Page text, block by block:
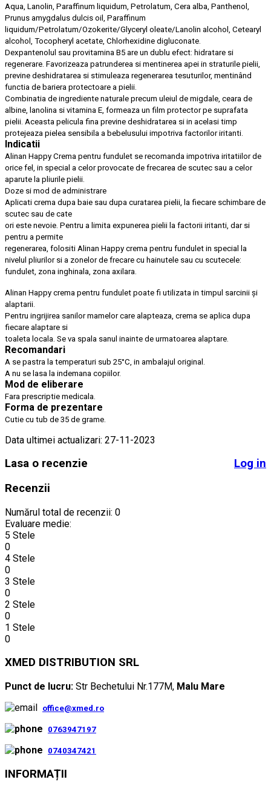
Aqua, Lanolin, Paraffinum liquidum, Petrolatum, Cera alba, Panthenol,
Prunus amygdalus dulcis oil, Paraffinum
liquidum/Petrolatum/Ozokerite/Glyceryl oleate/Lanolin alcohol, Cetearyl
alcohol, Tocopheryl acetate, Chlorhexidine digluconate.
Dexpantenolul sau provitamina B5 are un dublu efect: hidratare si
regenerare. Favorizeaza patrunderea si mentinerea apei in straturile pielii,
previne deshidratarea si stimuleaza regenerarea tesuturilor, mentinând
functia de bariera protectoare a pielii.
Combinatia de ingrediente naturale precum uleiul de migdale, ceara de
albine, lanolina si vitamina E, formeaza un film protector pe suprafata
pielii. Aceasta pelicula fina previne deshidratarea si in acelasi timp
protejeaza pielea sensibila a bebelusului impotriva factorilor iritanti.
Indicatii
Alinan Happy Crema pentru fundulet se recomanda impotriva iritatiilor de
orice fel, in special a celor provocate de frecarea de scutec sau a celor
aparute la pliurile pielii.
Doze si mod de administrare
Aplicati crema dupa baie sau dupa curatarea pielii, la fiecare schimbare de
scutec sau de cate
ori este nevoie. Pentru a limita expunerea pielii la factorii iritanti, dar si
pentru a permite
regenerarea, folositi Alinan Happy crema pentru fundulet in special la
nivelul pliurilor si a zonelor de frecare cu hainutele sau cu scutecele:
fundulet, zona inghinala, zona axilara.
Alinan Happy crema pentru fundulet poate fi utilizata in timpul sarcinii și
alaptarii.
Pentru ingrijirea sanilor mamelor care alapteaza, crema se aplica dupa
fiecare alaptare si
toaleta locala. Se va spala sanul inainte de urmatoarea alaptare.
Recomandari
A se pastra la temperaturi sub 25°C, in ambalajul original.
A nu se lasa la indemana copiilor.
Mod de eliberare
Fara prescriptie medicala.
Forma de prezentare
Cutie cu tub de 35 de grame.
Data ultimei actualizari: 27-11-2023
Lasa o recenzie
Log in
Recenzii
Numărul total de recenzii: 0
Evaluare medie:
5 Stele
0
4 Stele
0
3 Stele
0
2 Stele
0
1 Stele
0
XMED DISTRIBUTION SRL
Punct de lucru: Str Bechetului Nr.177M, Malu Mare
office@xmed.ro
0763947197
0740347421
INFORMAȚII